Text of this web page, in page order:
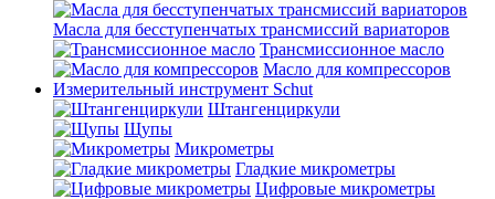
Масла для бесступенчатых трансмиссий вариаторов
Трансмиссионное масло
Масло для компрессоров
Измерительный инструмент Schut
Штангенциркули
Щупы
Микрометры
Гладкие микрометры
Цифровые микрометры